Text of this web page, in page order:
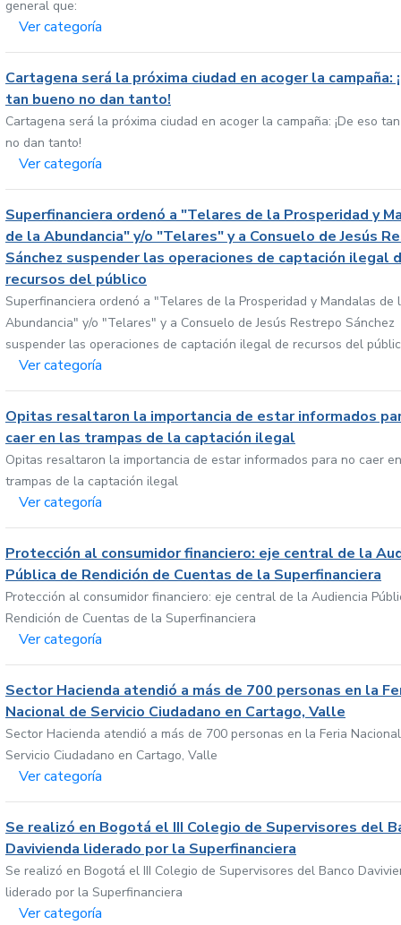
general que:
Ver categoría
Cartagena será la próxima ciudad en acoger la campaña:
tan bueno no dan tanto!
Cartagena será la próxima ciudad en acoger la campaña: ¡De eso
no dan tanto!
Ver categoría
Superfinanciera ordenó a "Telares de la Prosperidad y
de la Abundancia" y/o "Telares" y a Consuelo de Jesús
Sánchez suspender las operaciones de captación ilegal
recursos del público
Superfinanciera ordenó a "Telares de la Prosperidad y Mandalas de
Abundancia" y/o "Telares" y a Consuelo de Jesús Restrepo Sánchez
suspender las operaciones de captación ilegal de recursos del
Ver categoría
Opitas resaltaron la importancia de estar informados
caer en las trampas de la captación ilegal
Opitas resaltaron la importancia de estar informados para no caer
trampas de la captación ilegal
Ver categoría
Protección al consumidor financiero: eje central de la
Pública de Rendición de Cuentas de la Superfinanciera
Protección al consumidor financiero: eje central de la Audiencia
Rendición de Cuentas de la Superfinanciera
Ver categoría
Sector Hacienda atendió a más de 700 personas en la
Nacional de Servicio Ciudadano en Cartago, Valle
Sector Hacienda atendió a más de 700 personas en la Feria
Servicio Ciudadano en Cartago, Valle
Ver categoría
Se realizó en Bogotá el III Colegio de Supervisores del
Davivienda liderado por la Superfinanciera
Se realizó en Bogotá el III Colegio de Supervisores del Banco
liderado por la Superfinanciera
Ver categoría